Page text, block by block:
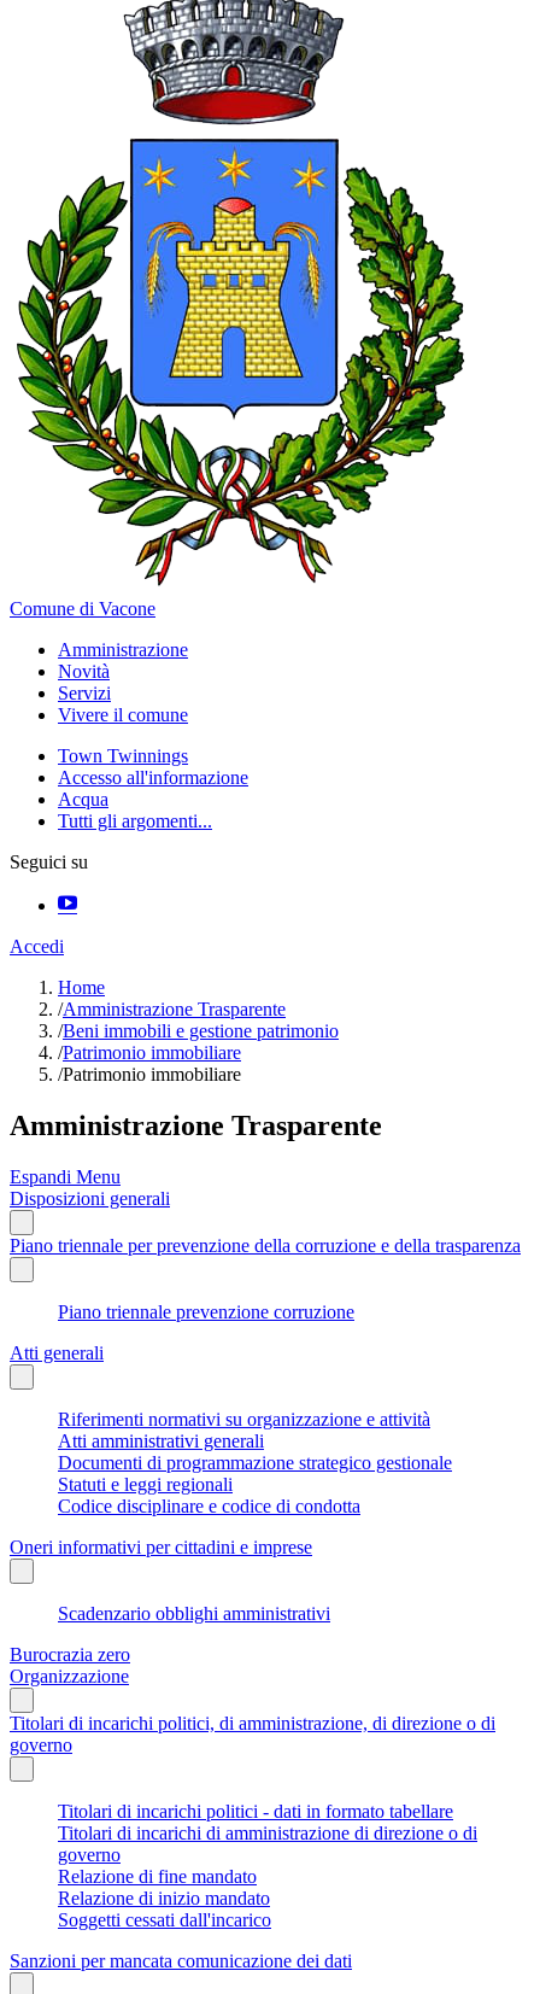
Comune di Vacone
Amministrazione
Novità
Servizi
Vivere il comune
Town Twinnings
Accesso all'informazione
Acqua
Tutti gli argomenti...
Seguici su
Accedi
Home
/Amministrazione Trasparente
/Beni immobili e gestione patrimonio
/Patrimonio immobiliare
/Patrimonio immobiliare
Amministrazione Trasparente
Espandi Menu
Disposizioni generali
Piano triennale per prevenzione della corruzione e della trasparenza
Piano triennale prevenzione corruzione
Atti generali
Riferimenti normativi su organizzazione e attività
Atti amministrativi generali
Documenti di programmazione strategico gestionale
Statuti e leggi regionali
Codice disciplinare e codice di condotta
Oneri informativi per cittadini e imprese
Scadenzario obblighi amministrativi
Burocrazia zero
Organizzazione
Titolari di incarichi politici, di amministrazione, di direzione o di
governo
Titolari di incarichi politici - dati in formato tabellare
Titolari di incarichi di amministrazione di direzione o di
governo
Relazione di fine mandato
Relazione di inizio mandato
Soggetti cessati dall'incarico
Sanzioni per mancata comunicazione dei dati